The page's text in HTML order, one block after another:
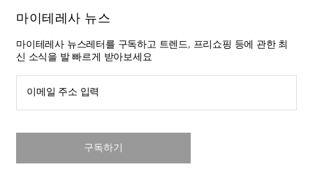
마이테레사 뉴스
마이테레사 뉴스레터를 구독하고 트렌드, 프리쇼핑 등에 관한 최
신 소식을 발 빠르게 받아보세요
이메일 주소 입력
구독하기